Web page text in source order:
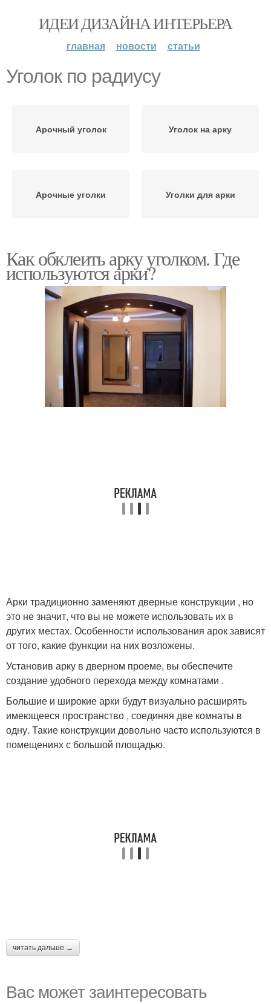
ИДЕИ ДИЗАЙНА ИНТЕРЬЕРА
главная новости статьи
Уголок по радиусу
Арочный уголок Уголок на арку
Арочные уголки Уголки для арки
Как обклеить арку уголком. Где
используются арки?
Арки традиционно заменяют дверные конструкции , но
это не значит, что вы не можете использовать их в
других местах. Особенности использования арок зависят
от того, какие функции на них возложены.
Установив арку в дверном проеме, вы обеспечите
создание удобного перехода между комнатами .
Большие и широкие арки будут визуально расширять
имеющееся пространство , соединяя две комнаты в
одну. Такие конструкции довольно часто используются в
помещениях с большой площадью.
читать дальше →
Вас может заинтересовать